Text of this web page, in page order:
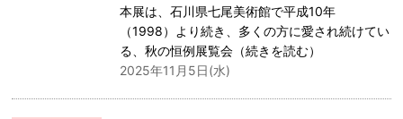
本展は、石川県七尾美術館で平成10年
（1998）より続き、多くの方に愛され続けてい
る、秋の恒例展覧会（続きを読む）
2025年11月5日(水)